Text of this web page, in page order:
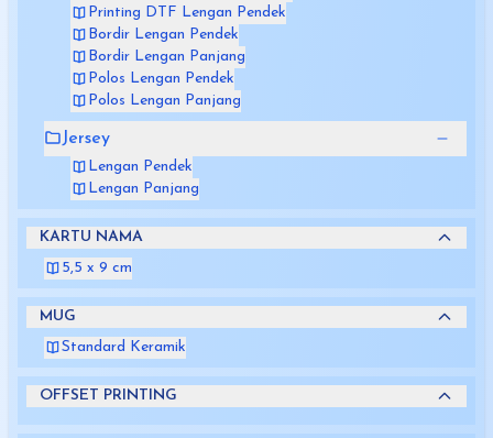
Printing DTF Lengan Pendek
Bordir Lengan Pendek
Bordir Lengan Panjang
Polos Lengan Pendek
Polos Lengan Panjang
Jersey
Lengan Pendek
Lengan Panjang
KARTU NAMA
5,5 x 9 cm
MUG
Standard Keramik
OFFSET PRINTING